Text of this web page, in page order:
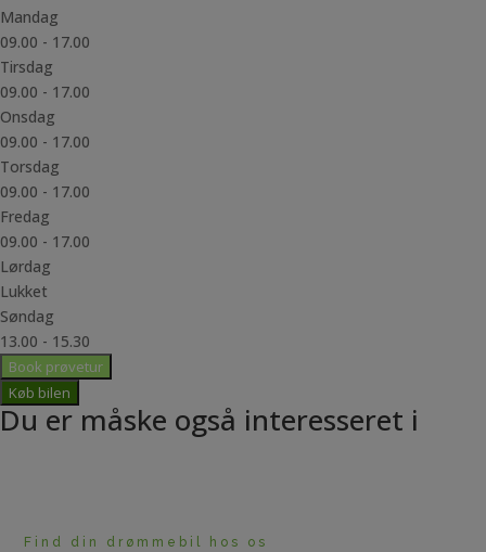
Mandag
09.00 - 17.00
Tirsdag
09.00 - 17.00
Onsdag
09.00 - 17.00
Torsdag
09.00 - 17.00
Fredag
09.00 - 17.00
Lørdag
Lukket
Søndag
13.00 - 15.30
Book prøvetur
Køb bilen
Du er måske også interesseret i
Find din drømmebil hos os